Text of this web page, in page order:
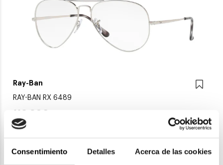
Consentimiento Detalles Acerca de las cookies
Ray-Ban
RAY-BAN RX 6489
118,30€
3 colores